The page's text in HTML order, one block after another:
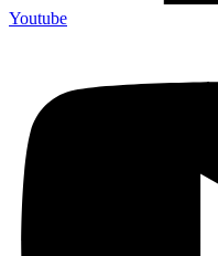
Youtube